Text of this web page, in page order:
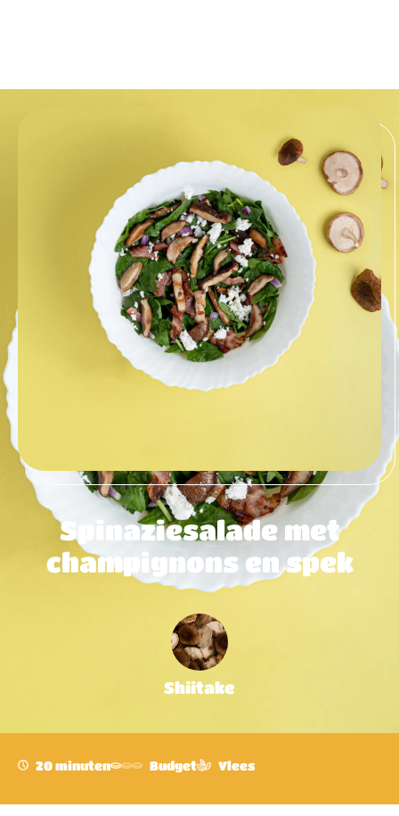
Spinaziesalade met
champignons en spek
Shiitake
20 minuten Budget Vlees